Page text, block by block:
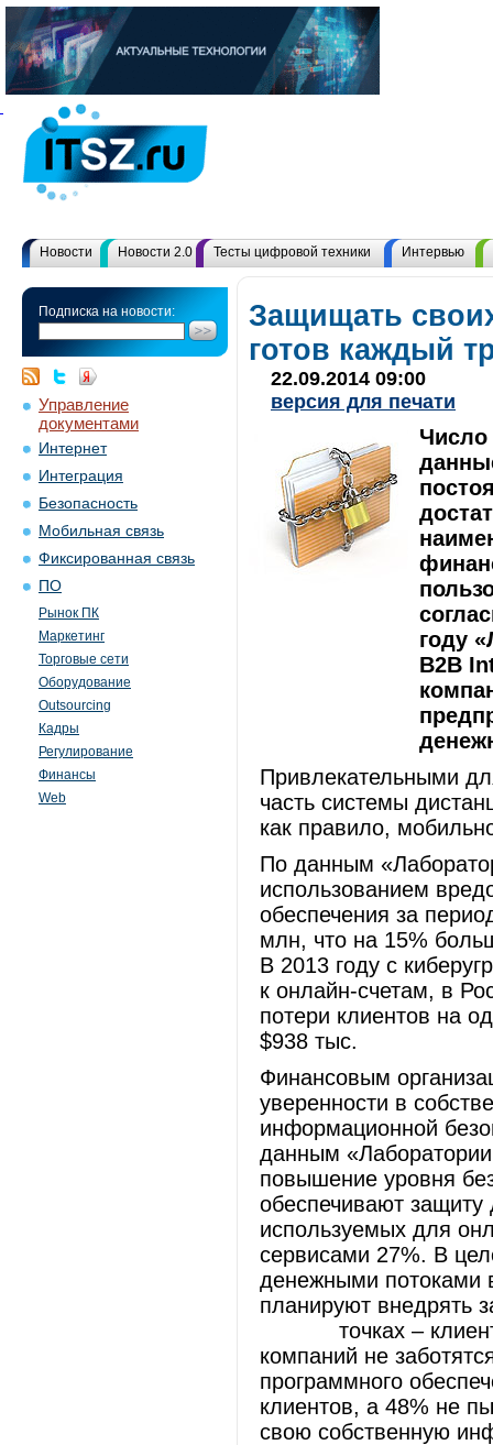
Новости Новости 2.0 Тесты цифровой техники Интервью
Подписка на новости:
Управление
документами
Интернет
Интеграция
Безопасность
Мобильная связь
Фиксированная связь
ПО
Рынок ПК
Маркетинг
Торговые сети
Оборудование
Outsourcing
Кадры
Регулирование
Финансы
Web
Защищать
готов каждый
22.09.2014 09:00
версия для печати
Число
году
B2B
Привлекательными
часть системы
как правило,
По данным
использованием
обеспечения за
млн, что на 15%
В 2013 году с
к онлайн-счетам, в
потери клиентов на
$938 тыс.
Финансовым
уверенности в
информационной
данным «Лаборатории
повышение уровня
обеспечивают защиту
используемых для
сервисами 27%. В
денежными потоками
планируют внедрять
точках –
компаний не
программного
клиентов, а 48% не
свою собственную